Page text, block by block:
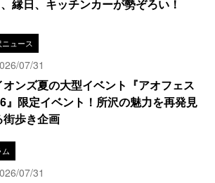
縁日、キッチンカーが勢ぞろい！
ニュース
07/31
オンズ夏の大型イベント『アオフェス
』限定イベント！所沢の魅力を再発見
街歩き企画
ム
07/31